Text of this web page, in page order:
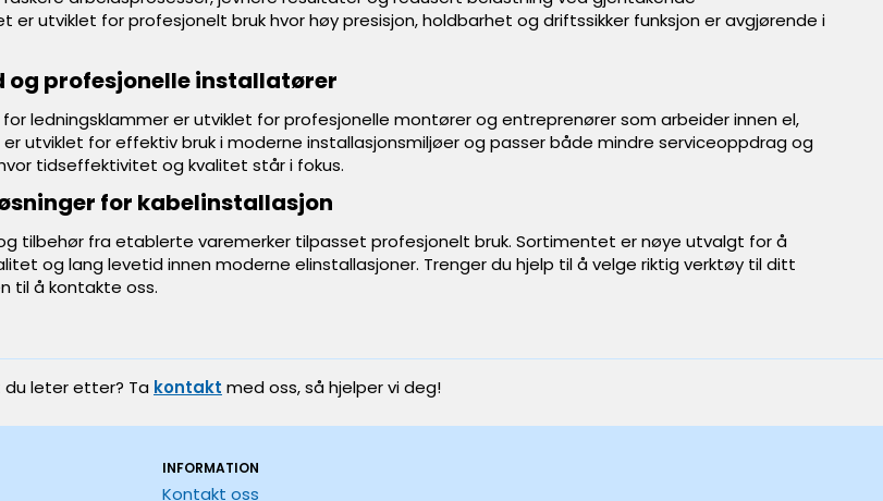
er utviklet for profesjonelt bruk hvor høy presisjon, holdbarhet og driftssikker funksjon er avgjørende i
og profesjonelle installatører
ledningsklammer er utviklet for profesjonelle montører og entreprenører som arbeider innen el,
utviklet for effektiv bruk i moderne installasjonsmiljøer og passer både mindre serviceoppdrag og
tidseffektivitet og kvalitet står i fokus.
for kabelinstallasjon
tilbehør fra etablerte varemerker tilpasset profesjonelt bruk. Sortimentet er nøye utvalgt for å
og lang levetid innen moderne elinstallasjoner. Trenger du hjelp til å velge riktig verktøy til ditt
til å kontakte oss.
du leter etter? Ta kontakt med oss, så hjelper vi deg!
INFORMATION
Kontakt oss